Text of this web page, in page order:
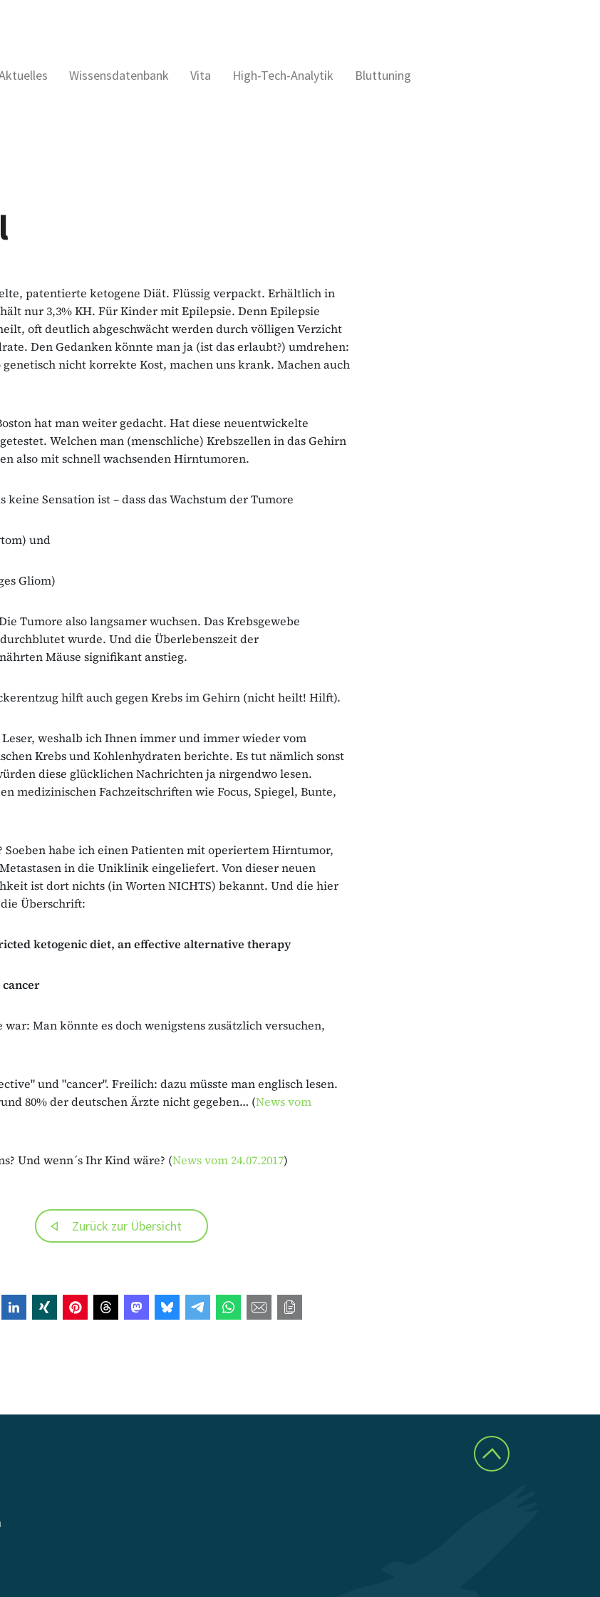
Wissensdatenbank Vita High-Tech-Analytik Bluttuning
patentierte ketogene Diät. Flüssig verpackt. Erhältlich in
nur 3,3% KH. Für Kinder mit Epilepsie. Denn Epilepsie
oft deutlich abgeschwächt werden durch völligen Verzicht
Den Gedanken könnte man ja (ist das erlaubt?) umdrehen:
nicht korrekte Kost, machen uns krank. Machen auch
hat man weiter gedacht. Hat diese neuentwickelte
Welchen man (menschliche) Krebszellen in das Gehirn
also mit schnell wachsenden Hirntumoren.
keine Sensation ist – dass das Wachstum der Tumore
und
Gliom)
Tumore also langsamer wuchsen. Das Krebsgewebe
wurde. Und die Überlebenszeit der
Mäuse signifikant anstieg.
hilft auch gegen Krebs im Gehirn (nicht heilt! Hilft).
weshalb ich Ihnen immer und immer wieder vom
Krebs und Kohlenhydraten berichte. Es tut nämlich sonst
diese glücklichen Nachrichten ja nirgendwo lesen.
medizinischen Fachzeitschriften wie Focus, Spiegel, Bunte,
Soeben habe ich einen Patienten mit operiertem Hirntumor,
in die Uniklinik eingeliefert. Von dieser neuen
ist dort nichts (in Worten NICHTS) bekannt. Und die hier
Überschrift:
ketogenic diet, an effective alternative therapy
Man könnte es doch wenigstens zusätzlich versuchen,
und "cancer". Freilich: dazu müsste man englisch lesen.
80% der deutschen Ärzte nicht gegeben… (News vom
Und wenn´s Ihr Kind wäre? (News vom 24.07.2017)
Zurück zur Übersicht